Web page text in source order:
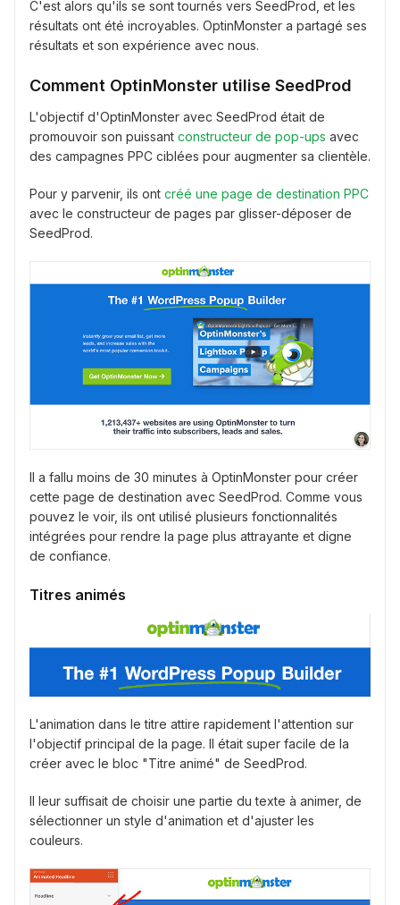
C'est alors qu'ils se sont tournés vers SeedProd, et les
résultats ont été incroyables. OptinMonster a partagé ses
résultats et son expérience avec nous.
Comment OptinMonster utilise SeedProd
L'objectif d'OptinMonster avec SeedProd était de
promouvoir son puissant constructeur de pop-ups avec
des campagnes PPC ciblées pour augmenter sa clientèle.
Pour y parvenir, ils ont créé une page de destination PPC
avec le constructeur de pages par glisser-déposer de
SeedProd.
Il a fallu moins de 30 minutes à OptinMonster pour créer
cette page de destination avec SeedProd. Comme vous
pouvez le voir, ils ont utilisé plusieurs fonctionnalités
intégrées pour rendre la page plus attrayante et digne
de confiance.
Titres animés
L'animation dans le titre attire rapidement l'attention sur
l'objectif principal de la page. Il était super facile de la
créer avec le bloc "Titre animé" de SeedProd.
Il leur suffisait de choisir une partie du texte à animer, de
sélectionner un style d'animation et d'ajuster les
couleurs.